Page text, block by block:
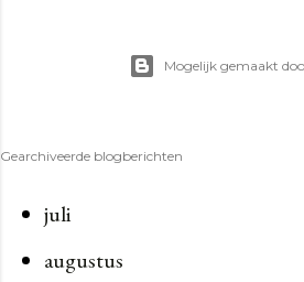
Mogelijk gemaakt
Gearchiveerde blogberichten
juli
augustus